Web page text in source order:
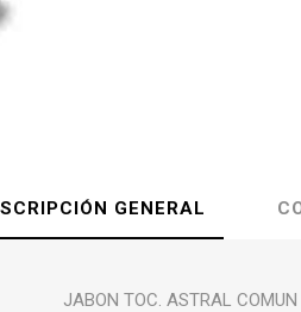
GENERAL
JABON TOC. ASTRAL